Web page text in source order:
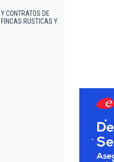
CONTRATOS DE
RUSTICAS Y